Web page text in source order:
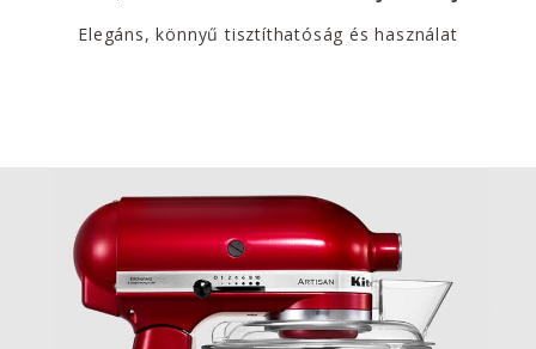
Elegáns, könnyű tisztíthatóság és használat